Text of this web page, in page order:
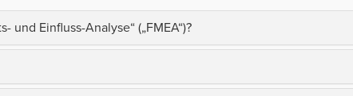
Einfluss-Analyse“ („FMEA“)?